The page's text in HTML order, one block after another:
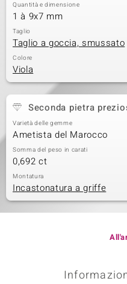
Quantità e dimensione
1 à 9x7 mm
Taglio
Taglio a goccia, smussato
Colore
Viola
Seconda pietra
Varietà delle gemme
Ametista del Marocco
Somma del peso in carati
0,692 ct
Montatura
Incastonatura a griffe